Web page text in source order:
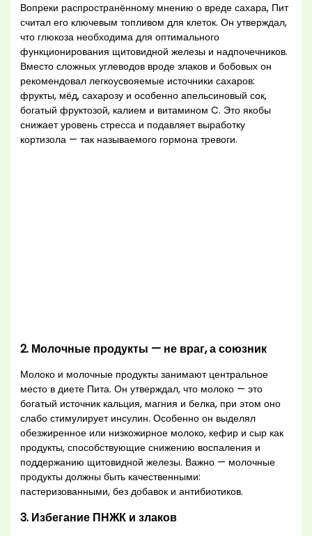
Вопреки распространённому мнению о вреде сахара, Пит
считал его ключевым топливом для клеток. Он утверждал,
что глюкоза необходима для оптимального
функционирования щитовидной железы и надпочечников.
Вместо сложных углеводов вроде злаков и бобовых он
рекомендовал легкоусвояемые источники сахаров:
фрукты, мёд, сахарозу и особенно апельсиновый сок,
богатый фруктозой, калием и витамином C. Это якобы
снижает уровень стресса и подавляет выработку
кортизола — так называемого гормона тревоги.
2. Молочные продукты — не враг, а союзник
Молоко и молочные продукты занимают центральное
место в диете Пита. Он утверждал, что молоко — это
богатый источник кальция, магния и белка, при этом оно
слабо стимулирует инсулин. Особенно он выделял
обезжиренное или низкожирное молоко, кефир и сыр как
продукты, способствующие снижению воспаления и
поддержанию щитовидной железы. Важно — молочные
продукты должны быть качественными:
пастеризованными, без добавок и антибиотиков.
3. Избегание ПНЖК и злаков